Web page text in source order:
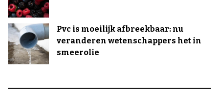
Pvc is moeilijk afbreekbaar: nu
veranderen wetenschappers het in
smeerolie